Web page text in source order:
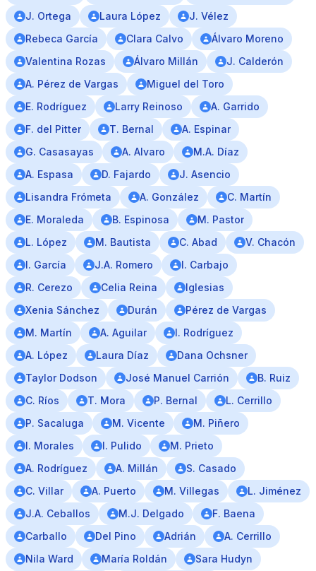
J. Ortega
Laura López
J. Vélez
Rebeca García
Clara Calvo
Álvaro Moreno
Valentina Rozas
Álvaro Millán
J. Calderón
A. Pérez de Vargas
Miguel del Toro
E. Rodríguez
Larry Reinoso
A. Garrido
F. del Pitter
T. Bernal
A. Espinar
G. Casasayas
A. Alvaro
M.A. Díaz
A. Espasa
D. Fajardo
J. Asencio
Lisandra Frómeta
A. González
C. Martín
E. Moraleda
B. Espinosa
M. Pastor
L. López
M. Bautista C. Abad
V. Chacón
I. García
J.A. Romero
I. Carbajo
R. Cerezo
Celia Reina
Iglesias
Xenia Sánchez
Durán
Pérez de Vargas
M. Martín
A. Aguilar
I. Rodríguez
A. López
Laura Díaz
Dana Ochsner
Taylor Dodson
José Manuel Carrión
B. Ruiz
C. Ríos
T. Mora P. Bernal
L. Cerrillo
P. Sacaluga
M. Vicente
M. Piñero
I. Morales
I. Pulido
M. Prieto
A. Rodríguez
A. Millán
S. Casado
C. Villar
A. Puerto M. Villegas
L. Jiménez
J.A. Ceballos
M.J. Delgado
F. Baena
Carballo
Del Pino Adrián
A. Cerrillo
Nila Ward
María Roldán Sara Hudyn